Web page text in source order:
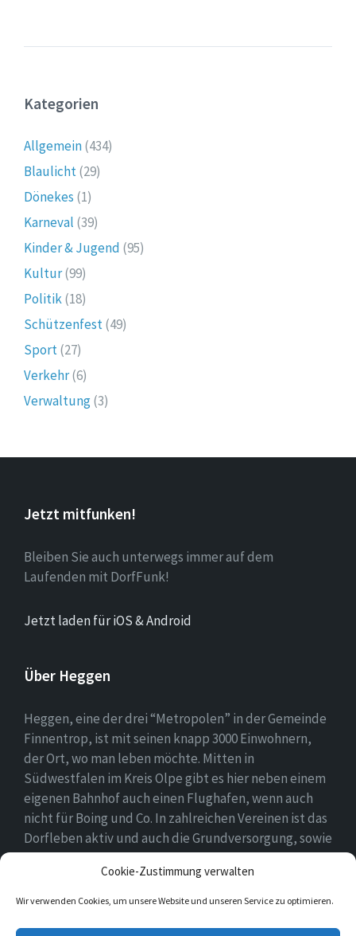
Cookie-Zustimmung verwalten
Wir verwenden Cookies, um unsere Website und unseren Service zu optimieren.
Kategorien
Allgemein(434)
Blaulicht(29)
Dönekes (1)
Karneval (39)
Kinder & Jugend (95)
Kultur(99)
Politik(18)
Schützenfest(49)
Sport(27)
Verkehr(6)
Verwaltung(3)
Jetzt mitfunken!
Bleiben Sie auch unterwegs immer auf dem
Laufenden mit DorfFunk!
Jetzt laden für iOS & Android
Über Heggen
Heggen, eine der drei “Metropolen” in der Gemeinde
Finnentrop, ist mit seinen knapp 3000 Einwohnern,
der Ort, wo man leben möchte. Mitten in
Südwestfalen im Kreis Olpe gibt es hier neben einem
eigenen Bahnhof auch einen Flughafen, wenn auch
nicht für Boing und Co. In zahlreichen Vereinen ist das
Dorfleben aktiv und auch die Grundversorgung, sowie
eine Schule und zwei Kindergärten gehören zum